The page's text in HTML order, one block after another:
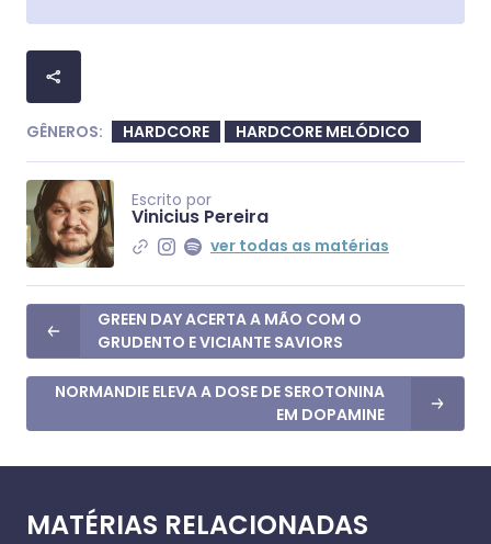
GÊNEROS: HARDCORE HARDCORE MELÓDICO
Escrito por
Vinicius Pereira
ver todas as matérias
GREEN DAY ACERTA A MÃO COM O
GRUDENTO E VICIANTE SAVIORS
NORMANDIE ELEVA A DOSE DE SEROTONINA
EM DOPAMINE
MATÉRIAS RELACIONADAS